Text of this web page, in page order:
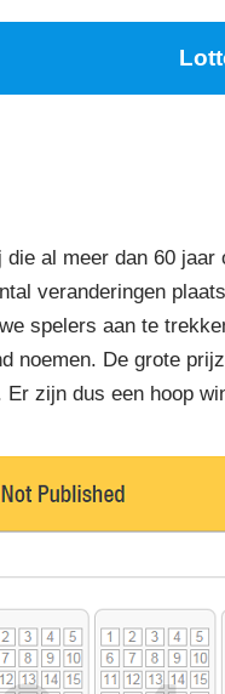
die al meer dan 60 jaar
veranderingen
spelers aan te
noemen. De grote
zijn dus een hoop